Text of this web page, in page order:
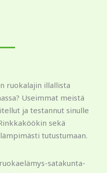
ruokalajin illallista
Useimmat meistä
ja testannut sinulle
sekä
tutustumaan.